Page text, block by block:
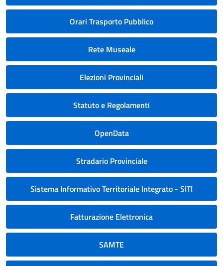
Orari Trasporto Pubblico
Rete Museale
Elezioni Provinciali
Statuto e Regolamenti
OpenData
Stradario Provinciale
Sistema Informativo Territoriale Integrato - SITI
Fatturazione Elettronica
SAMTE